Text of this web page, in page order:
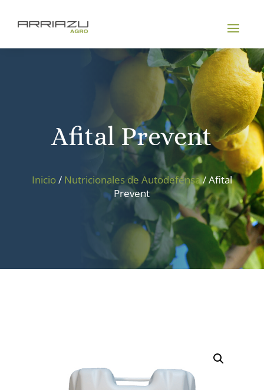
Afital Prevent
Inicio/ Nutricionales de Autodefensa/ Afital
Prevent